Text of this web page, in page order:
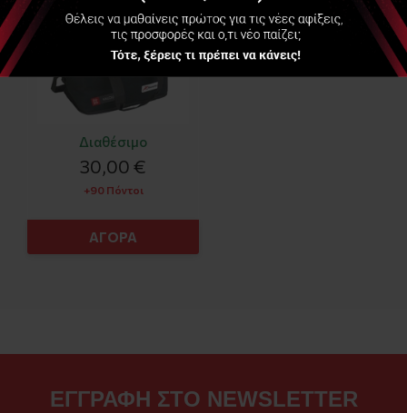
Διαθέσιμο
30,00 €
+90 Πόντοι
ΑΓΟΡΑ
ΕΓΓΡΑΦΗ ΣΤΟ NEWSLETTER